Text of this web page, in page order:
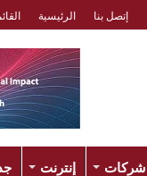
إتصل بنا الرئيسية
شركات إنترنت